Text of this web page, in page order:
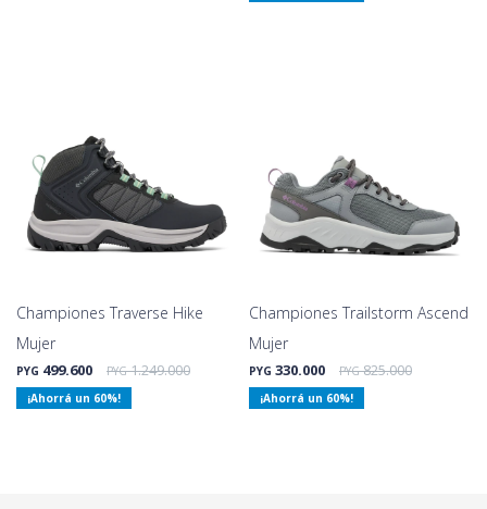
Championes Traverse Hike
Mujer
PYG 499.600 PYG 1.249.000
60
Championes Trailstorm Ascend
Mujer
PYG 330.000 PYG 825.000
60